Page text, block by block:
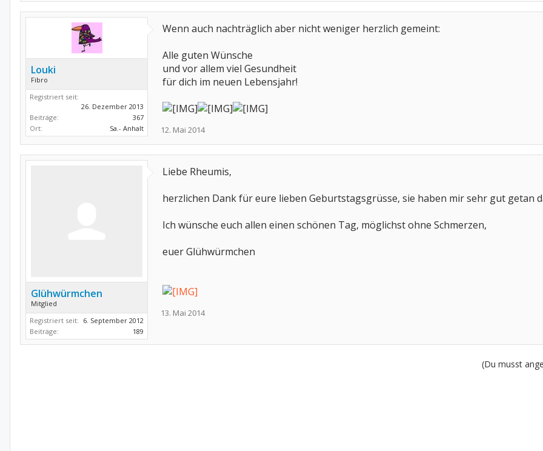
Louki
Fibro
Registriert seit:
26. Dezember 2013
Beiträge:
367
Ort:
Sa.- Anhalt
Wenn auch nachträglich aber nicht weniger herzlich gemeint:
Alle guten Wünsche
und vor allem viel Gesundheit
für dich im neuen Lebensjahr!
12. Mai 2014
Glühwürmchen
Mitglied
Registriert seit: 6. September 2012
Beiträge:
189
Liebe Rheumis,
herzlichen Dank für eure lieben Geburtstagsgrüsse, sie haben mir sehr gut getan
Ich wünsche euch allen einen schönen Tag, möglichst ohne Schmerzen,
euer Glühwürmchen
13. Mai 2014
(Du musst